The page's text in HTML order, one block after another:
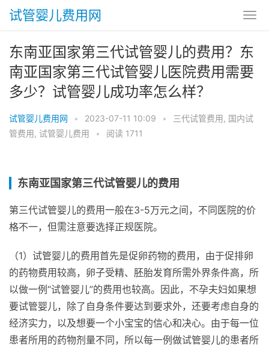
试管婴儿费用网
东南亚国家第三代试管婴儿的费用？东
南亚国家第三代试管婴儿医院费用需要
多少？试管婴儿成功率怎么样？
试管婴儿费用网 • 2023-07-11 10:09 • 三代试管费用, 国内试
管费用, 试管婴儿费用 • 阅读 1711
东南亚国家第三代试管婴儿的费用
第三代试管婴儿的费用一般在3-5万元之间，不同医院的价
格不一，但需注意要选择正规医院。
（1）试管婴儿的费用首先是促卵药物的费用，由于促排卵
的药物费用较高，卵子受精、胚胎发育所需外界条件高，所
以做一例“试管婴儿”的费用也较高。因此，不孕夫妇如果想
要试管婴儿，除了自身条件要达到要求外，还要考虑自身的
经济实力，以及想要一个小宝宝的信心和决心。由于每一位
患者所用的药物剂量不同，所以每一例做试管婴儿的患者所